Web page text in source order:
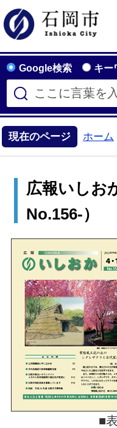
Google検索 キー
現在のページ ホーム
広報いしお
No.156-）
■